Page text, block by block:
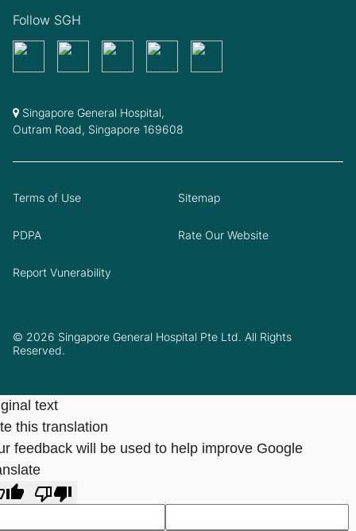
Follow SGH
Singapore General Hospital,
Outram Road, Singapore 169608
© 2026 Singapore General Hospital Pte Ltd. All Rights
Reserved.
Terms of Use Sitemap
PDPA Rate Our Website
Report Vunerability
text
this translation
feedback will be used to help improve Google